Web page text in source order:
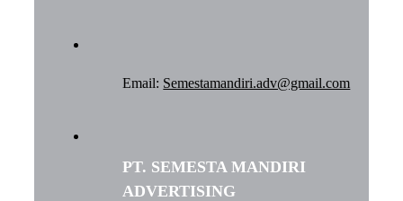
Email: Semestamandiri.adv@gmail.com
PT. SEMESTA MANDIRI
ADVERTISING